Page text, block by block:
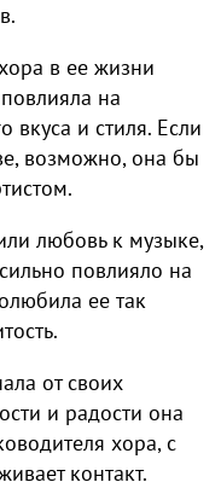
в ее жизни
на
и стиля. Если
возможно, она бы
любовь к музыке,
повлияло на
ее так
от своих
и радости она
хора, с
контакт.